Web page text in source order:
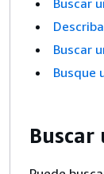
Buscar
Buscar
Busque